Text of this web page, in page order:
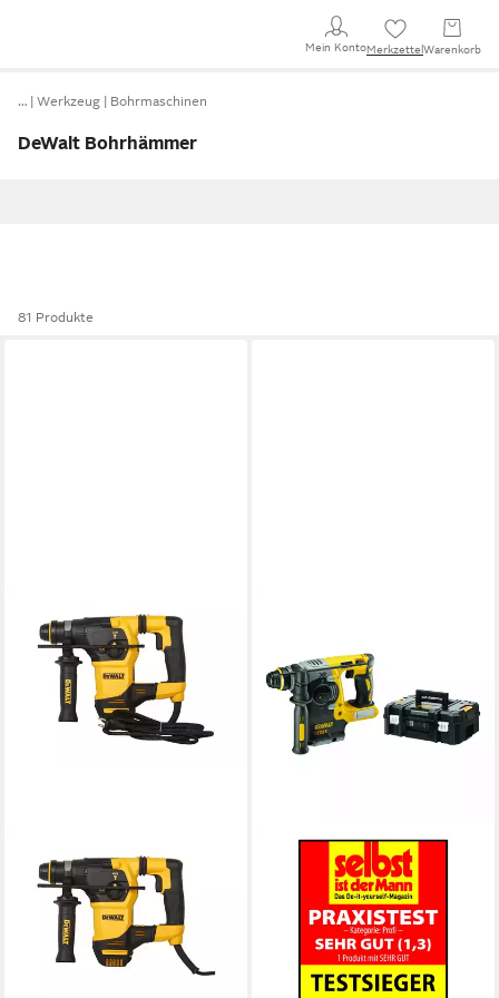
Mein KontoMerkzettel Warenkorb
… Werkzeug Bohrmaschinen
DeWalt Bohrhämmer
81 Produkte